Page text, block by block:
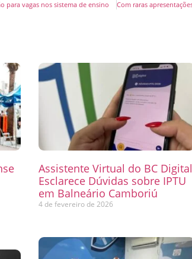
para vagas nos sistema de ensino
Assistente Virtual do BC Digital
Esclarece Dúvidas sobre IPTU
em Balneário Camboriú
4 de fevereiro de 2026